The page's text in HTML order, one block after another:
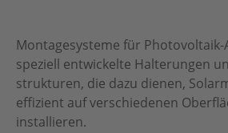
Montagesysteme für Photovoltaik-
speziell entwickelte Halterungen
strukturen, die dazu dienen,
effizient auf verschiedenen
installieren.